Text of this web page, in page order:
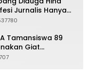
Jurnalis Hanya
Berujung Dugaan
Tamansiswa 89
Giat